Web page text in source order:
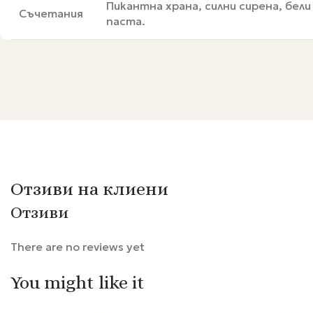
Съчетания
Пикантна храна, силни сирена,
паста.
Отзиви на клиени
Отзиви
There are no reviews yet
You might like it